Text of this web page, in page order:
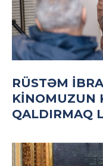
RÜSTƏM
KINOMUZUN
QALDIRMAQ